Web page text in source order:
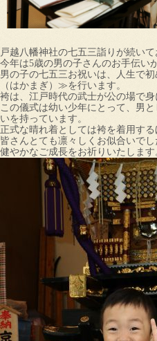
戸越八幡神社の七五三詣りが続いて
今年は5歳の男の子さんのお手伝い
男の子の七五三お祝いは、人生で
（はかまぎ）≫を行います。
袴は、江戸時代の武士が公の場で
この儀式は幼い少年にとって、男
いを持っています。
正式な晴れ着としては袴を着用す
皆さんとても凛々しくお似合いでし
健やかなご成長をお祈りいたします